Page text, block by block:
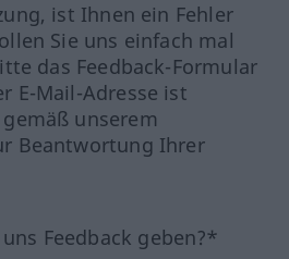
ist Ihnen ein Fehler
Sie uns einfach mal
das Feedback-Formular
E-Mail-Adresse ist
unserem
Beantwortung Ihrer
Feedback geben?*